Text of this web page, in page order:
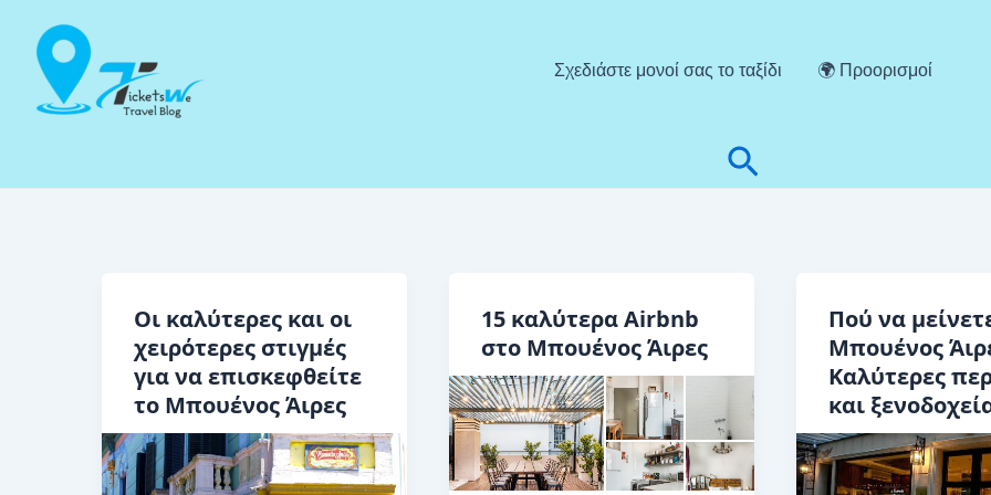
περιεχόμενο
Σχεδιάστε μονοί σας το ταξίδι 🌍 Προορισμοί
Αναζήτηση
Οι καλύτερες και οι
χειρότερες στιγμές
για να επισκεφθείτε
το Μπουένος Άιρες
15 καλύτερα Airbnb
στο Μπουένος Άιρες
Πού να
Μπουένος
Καλύτερες
και